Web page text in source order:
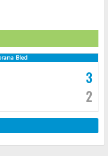
Bled
3
2